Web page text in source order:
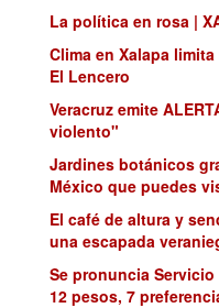
La política en rosa |
Clima en Xalapa
El Lencero
Veracruz emite
violento"
Jardines botánicos
México que puedes
El café de altura y
una escapada
Se pronuncia
12 pesos, 7